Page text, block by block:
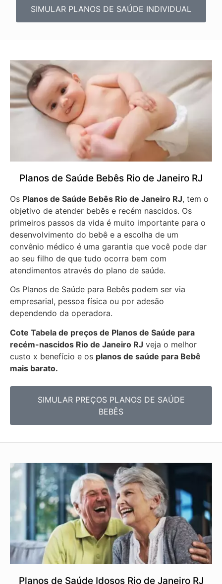
SIMULAR PLANOS DE SAÚDE INDIVIDUAL
Planos de Saúde Bebês Rio de Janeiro RJ
Os Planos de Saúde Bebês Rio de Janeiro RJ, tem o
objetivo de atender bebês e recém nascidos. Os
primeiros passos da vida é muito importante para o
desenvolvimento do bebê e a escolha de um
convênio médico é uma garantia que você pode dar
ao seu filho de que tudo ocorra bem com
atendimentos através do plano de saúde.
Os Planos de Saúde para Bebês podem ser via
empresarial, pessoa física ou por adesão
dependendo da operadora.
Cote Tabela de preços de Planos de Saúde para
recém-nascidos Rio de Janeiro RJ veja o melhor
custo x benefício e os planos de saúde para Bebê
mais barato.
SIMULAR PREÇOS PLANOS DE SAÚDE
BEBÊS
Planos de Saúde Idosos Rio de Janeiro RJ